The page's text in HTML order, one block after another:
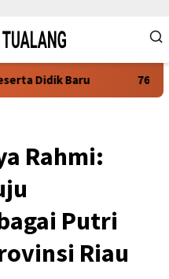
Baru 76 Siswa
Rahmi:
Putri
Riau